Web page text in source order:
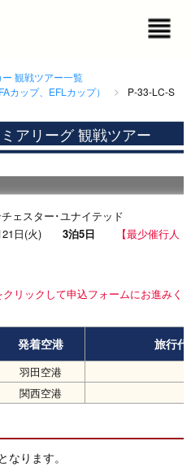
観戦ツアー一覧
カップ、EFLカップ）
P-33-LC-S
アリーグ 観戦ツアー
ェスター･ユナイテッド
21日(火) 3泊5日
【最少催行人
リックして申込フォームにお進みく
発着空港 旅行
羽田空港
関西空港
ります。